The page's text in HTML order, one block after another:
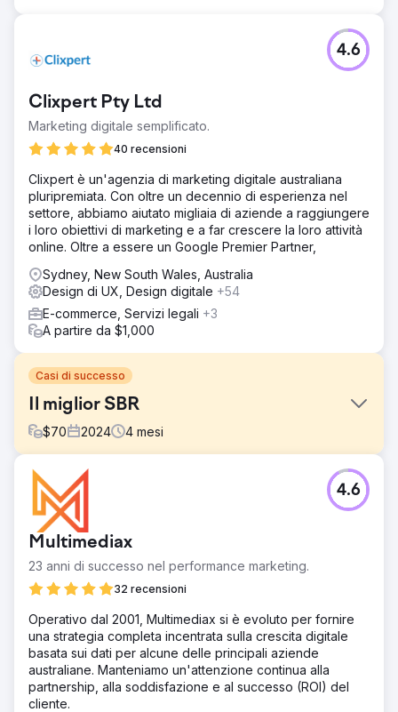
Clixpert Pty Ltd
Marketing digitale semplificato.
40 recensioni
4.6
Clixpert è un'agenzia di marketing digitale australiana
pluripremiata. Con oltre un decennio di esperienza nel
settore, abbiamo aiutato migliaia di aziende a raggiungere
i loro obiettivi di marketing e a far crescere la loro attività
online. Oltre a essere un Google Premier Partner,
Sydney, New South Wales, Australia
Design di UX, Design digitale +54
E-commerce, Servizi legali +3
A partire da $1,000
Casi di successo
Il miglior SBR
$70 2024 4 mesi
Sfida
Optimus SBR ha collaborato con la nostra agenzia per
rivitalizzare la propria brand identity in difficoltà e
rinnovare la propria presenza digitale, per renderla più
attraente per una clientela aziendale.
Soluzione
Iniziando con un restyling del marchio digitale per dare
modernizzazione, il nostro team creativo ha dato nuova
vita all'identità Optimus SBR. In seguito, con un sito Web di
livello aziendale altamente flessibile con animazioni UI
coinvolgenti e un percorso utente migliorato, abbiamo
lanciato la nuova identità con sicurezza.
Multimediax
23 anni di successo nel performance marketing.
32 recensioni
4.6
Operativo dal 2001, Multimediax si è evoluto per fornire
una strategia completa incentrata sulla crescita digitale
basata sui dati per alcune delle principali aziende
australiane. Manteniamo un'attenzione continua alla
partnership, alla soddisfazione e al successo (ROI) del
cliente.